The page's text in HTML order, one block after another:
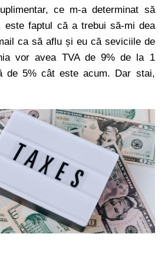
ce m-a determinat să
este faptul că a trebui să-mi dea
ca să aflu și eu că seviciile de
vor avea TVA de 9% de la 1
de 5% cât este acum. Dar stai,